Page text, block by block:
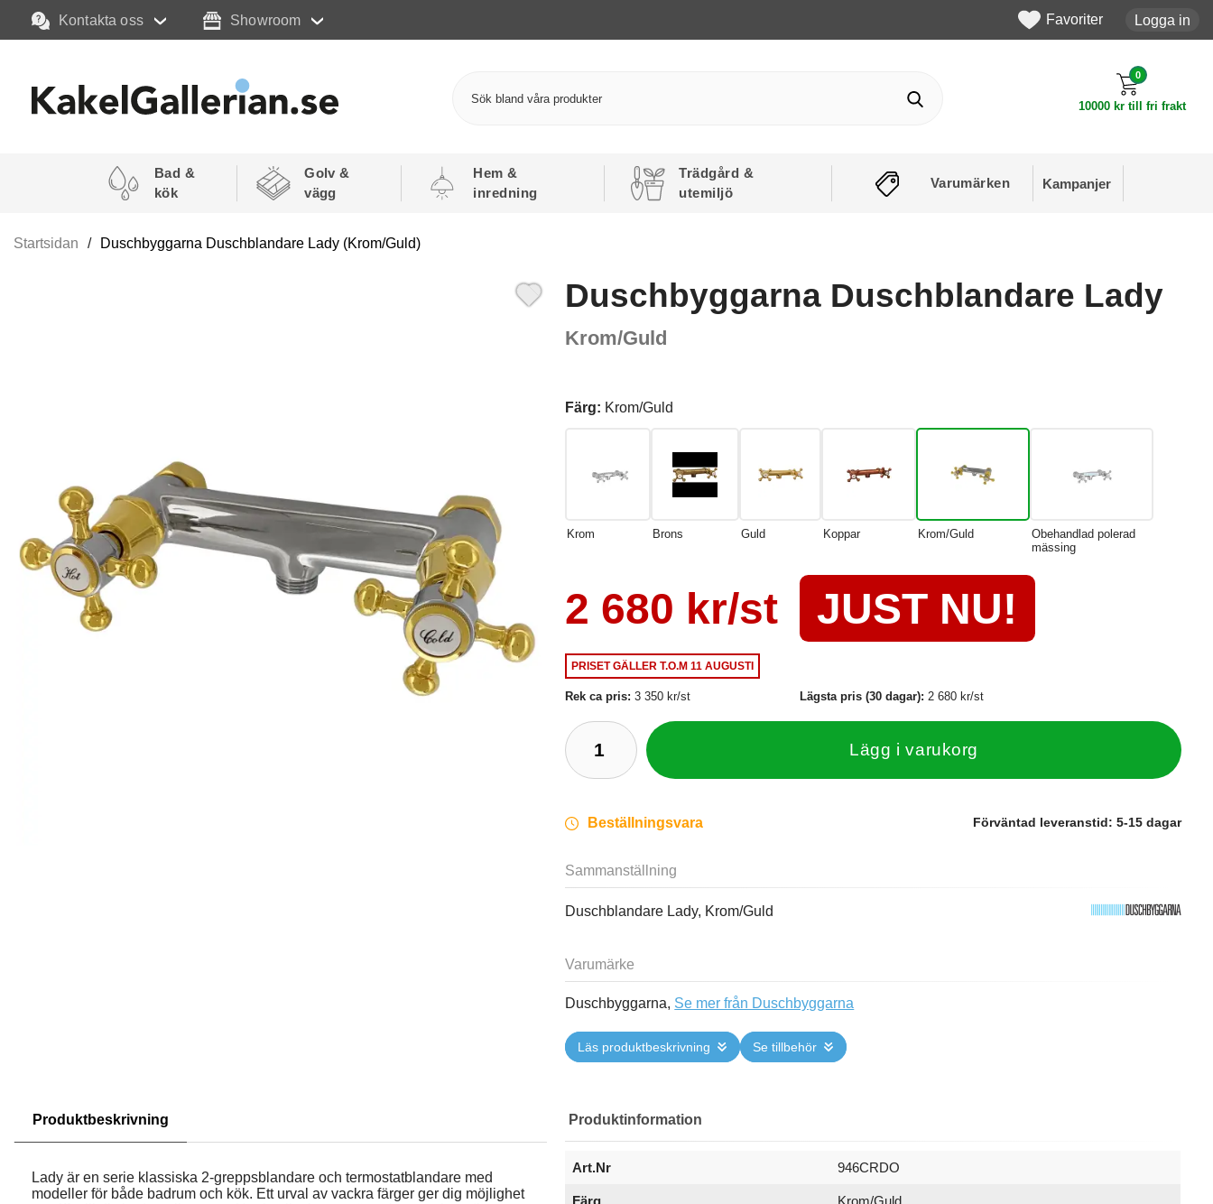
Kontakta oss Showroom Favoriter Logga in
0
10000 kr till fri frakt
Bad &
kök
Golv &
vägg
Hem &
inredning
Trädgård &
utemiljö
Varumärken Kampanjer
Startsidan Duschbyggarna Duschblandare Lady (Krom/Guld)
Duschbyggarna Duschblandare Lady
Krom/Guld
Färg: Krom/Guld
Krom Brons Guld Koppar Krom/Guld
Obehandlad polerad
mässing
2 680 kr/st JUST NU!
PRISET GÄLLERT.O.M 11 AUGUSTI
Rek ca pris:3 350 kr/st Lägsta pris (30 dagar):2 680 kr/st
Lägg i varukorg
Beställningsvara Förväntad leveranstid: 5-15 dagar
Sammanställning
Duschblandare Lady, Krom/Guld
Varumärke
Duschbyggarna, Se mer från Duschbyggarna
Läs produktbeskrivning Se tillbehör
Produktbeskrivning
Lady är en serie klassiska 2-greppsblandare och termostatblandare med
modeller för både badrum och kök. Ett urval av vackra färger ger dig möjlighet
Produktinformation
Art.Nr 946CRDO